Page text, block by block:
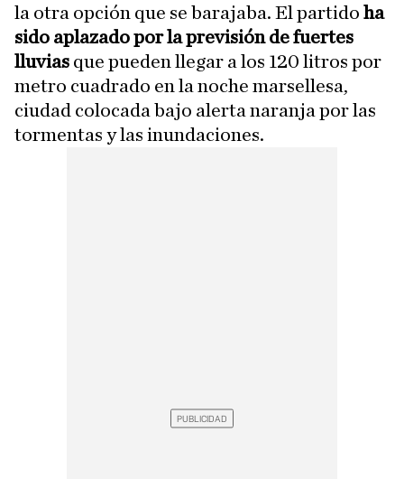
la otra opción que se barajaba. El partido ha
sido aplazado por la previsión de fuertes
lluvias que pueden llegar a los 120 litros por
metro cuadrado en la noche marsellesa,
ciudad colocada bajo alerta naranja por las
tormentas y las inundaciones.